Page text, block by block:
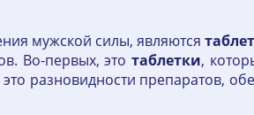
мужской силы, являются
Во-первых, это таблетки,
разновидности препаратов,